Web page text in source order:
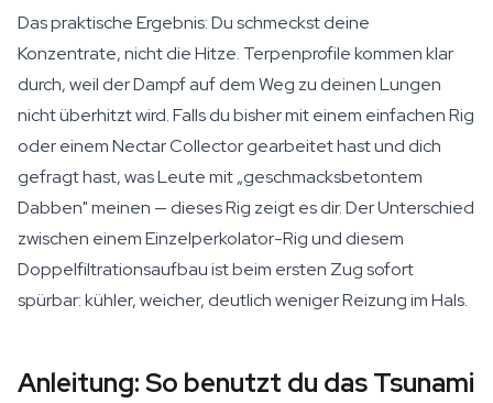
Das praktische Ergebnis: Du schmeckst deine
Konzentrate, nicht die Hitze. Terpenprofile kommen klar
durch, weil der Dampf auf dem Weg zu deinen Lungen
nicht überhitzt wird. Falls du bisher mit einem einfachen Rig
oder einem Nectar Collector gearbeitet hast und dich
gefragt hast, was Leute mit „geschmacksbetontem
Dabben" meinen — dieses Rig zeigt es dir. Der Unterschied
zwischen einem Einzelperkolator-Rig und diesem
Doppelfiltrationsaufbau ist beim ersten Zug sofort
spürbar: kühler, weicher, deutlich weniger Reizung im Hals.
Anleitung: So benutzt du das Tsunami